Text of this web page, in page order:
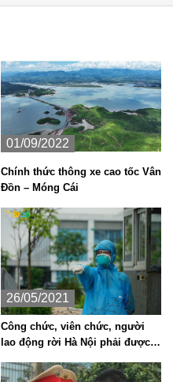
01/09/2022
Chính thức thông xe cao tốc Vân
Đồn – Móng Cái
26/05/2021
Công chức, viên chức, người
lao động rời Hà Nội phải được